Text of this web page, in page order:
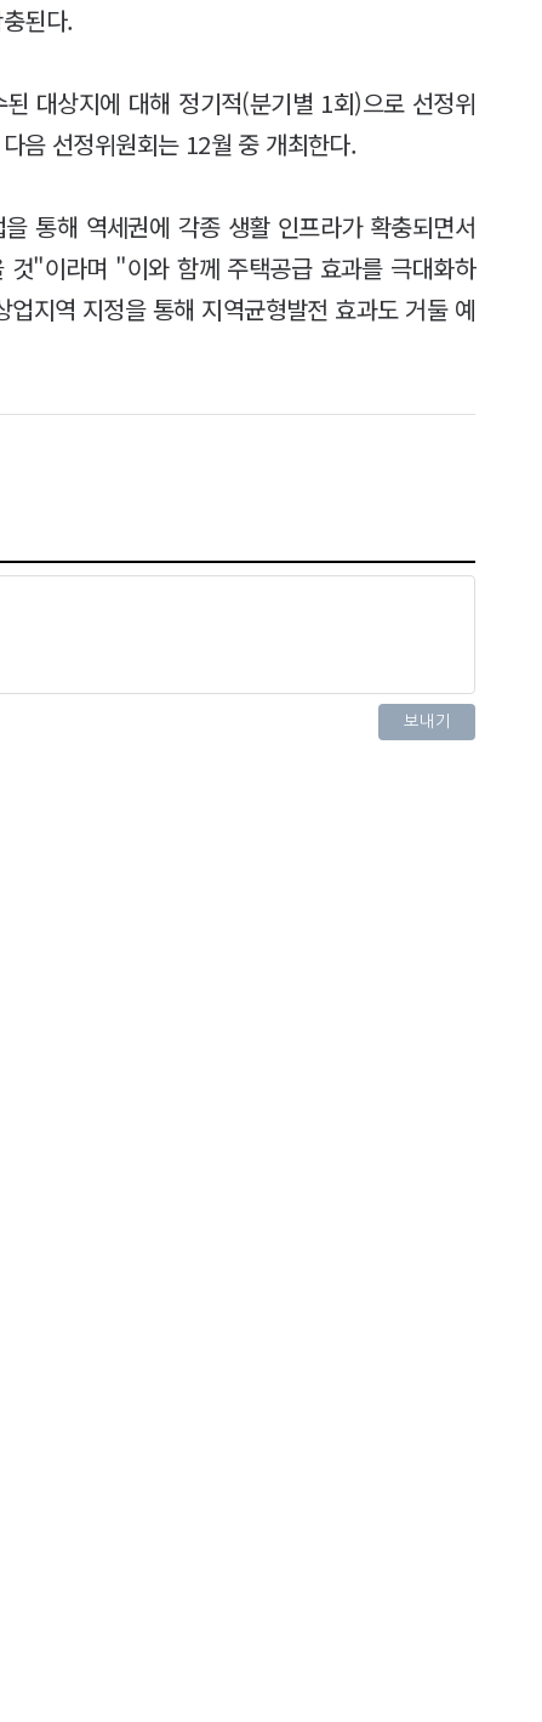
된다.
대상지에 대해 정기적(분기별 1회)으로 선정위
음 선정위원회는 12월 중 개최한다.
통해 역세권에 각종 생활 인프라가 확충되면서
"이라며 "이와 함께 주택공급 효과를 극대화하
지역 지정을 통해 지역균형발전 효과도 거둘 예